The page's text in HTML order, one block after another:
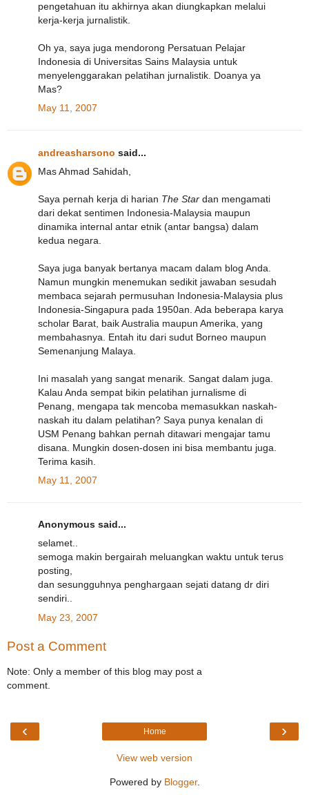
pengetahuan itu akhirnya akan diungkapkan melalui
kerja-kerja jurnalistik.
Oh ya, saya juga mendorong Persatuan Pelajar
Indonesia di Universitas Sains Malaysia untuk
menyelenggarakan pelatihan jurnalistik. Doanya ya
Mas?
May 11, 2007
andreasharsono said...
Mas Ahmad Sahidah,
Saya pernah kerja di harian The Star dan mengamati
dari dekat sentimen Indonesia-Malaysia maupun
dinamika internal antar etnik (antar bangsa) dalam
kedua negara.
Saya juga banyak bertanya macam dalam blog Anda.
Namun mungkin menemukan sedikit jawaban sesudah
membaca sejarah permusuhan Indonesia-Malaysia plus
Indonesia-Singapura pada 1950an. Ada beberapa karya
scholar Barat, baik Australia maupun Amerika, yang
membahasnya. Entah itu dari sudut Borneo maupun
Semenanjung Malaya.
Ini masalah yang sangat menarik. Sangat dalam juga.
Kalau Anda sempat bikin pelatihan jurnalisme di
Penang, mengapa tak mencoba memasukkan naskah-
naskah itu dalam pelatihan? Saya punya kenalan di
USM Penang bahkan pernah ditawari mengajar tamu
disana. Mungkin dosen-dosen ini bisa membantu juga.
Terima kasih.
May 11, 2007
Anonymous said...
selamet..
semoga makin bergairah meluangkan waktu untuk terus
posting,
dan sesungguhnya penghargaan sejati datang dr diri
sendiri..
May 23, 2007
Post a Comment
Note: Only a member of this blog may post a
comment.
‹ ›
Home
View web version
Powered by Blogger.